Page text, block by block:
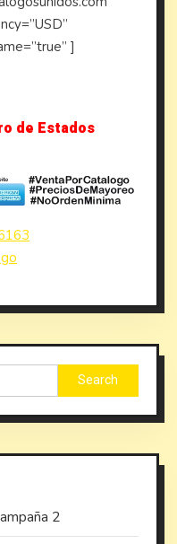
]
de Estados
Search
for:
2